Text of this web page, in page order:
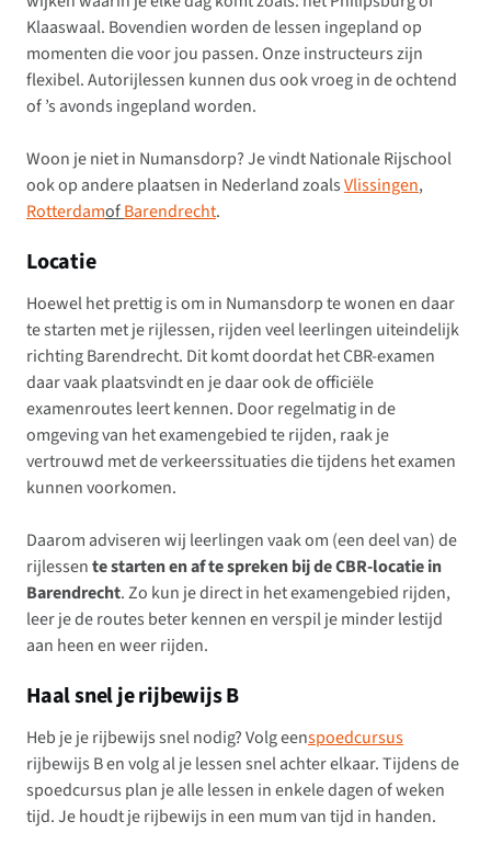
Klaaswaal. Bovendien worden de lessen ingepland op
momenten die voor jou passen. Onze instructeurs zijn
flexibel. Autorijlessen kunnen dus ook vroeg in de ochtend
of ’s avonds ingepland worden.
Woon je niet in Numansdorp? Je vindt Nationale Rijschool
ook op andere plaatsen in Nederland zoalsVlissingen,
RotterdamofBarendrecht.
Locatie
Hoewel het prettig is om in Numansdorp te wonen en daar
te starten met je rijlessen, rijden veel leerlingen uiteindelijk
richting Barendrecht. Dit komt doordat het CBR-examen
daar vaak plaatsvindt en je daar ook de officiële
examenroutes leert kennen. Door regelmatig in de
omgeving van het examengebied te rijden, raak je
vertrouwd met de verkeerssituaties die tijdens het examen
kunnen voorkomen.
Daarom adviseren wij leerlingen vaak om (een deel van) de
rijlessente starten en af te spreken bij de CBR-locatie in
Barendrecht. Zo kun je direct in het examengebied rijden,
leer je de routes beter kennen en verspil je minder lestijd
aan heen en weer rijden.
Haal snel je rijbewijs B
Heb je je rijbewijs snel nodig? Volg eenspoedcursus
rijbewijs B en volg al je lessen snel achter elkaar. Tijdens de
spoedcursus plan je alle lessen in enkele dagen of weken
tijd. Je houdt je rijbewijs in een mum van tijd in handen.